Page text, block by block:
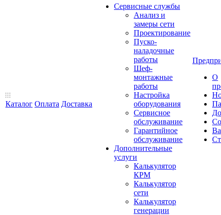
Каталог Оплата Доставка
Сервисные службы
Анализ и
замеры сети
Проектирование
Пуско-
наладочные
работы
Шеф-
монтажные
работы
Настройка
оборудования
Сервисное
обслуживание
Гарантийное
обслуживание
Дополнительные
услуги
Калькулятор
КРМ
Калькулятор
сети
Калькулятор
генерации
О